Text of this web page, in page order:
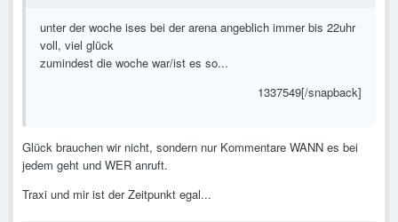
unter der woche ises bei der arena angeblich immer bis 22uhr
voll, viel glück
zumindest die woche war/ist es so...
1337549[/snapback]
Glück brauchen wir nicht, sondern nur Kommentare WANN es bei
jedem geht und WER anruft.
Traxi und mir ist der Zeitpunkt egal...